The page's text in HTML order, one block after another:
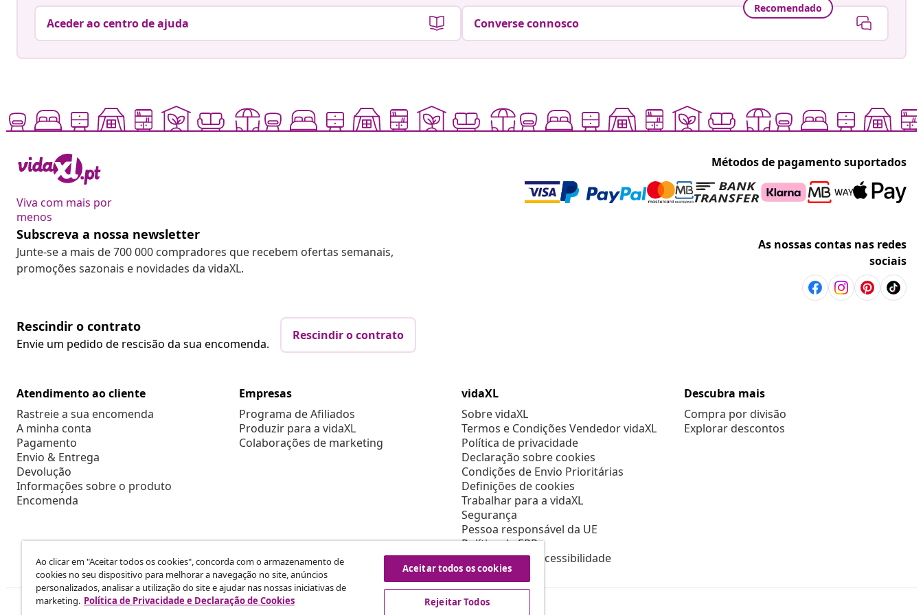
Aceder ao centro de ajuda
Recomendado
Converse connosco
Viva com mais por
menos
Métodos de pagamento suportados
Subscreva a nossa newsletter
Junte-se a mais de 700 000 compradores que recebem ofertas semanais,
promoções sazonais e novidades da vidaXL.
As nossas contas nas redes
sociais
Rescindir o contrato
Envie um pedido de rescisão da sua encomenda.
Rescindir o contrato
Atendimento ao cliente
Rastreie a sua encomenda
A minha conta
Pagamento
Envio & Entrega
Devolução
Informações sobre o produto
Encomenda
Empresas
Programa de Afiliados
Produzir para a vidaXL
Colaborações de marketing
vidaXL
Sobre vidaXL
Termos e Condições Vendedor vidaXL
Política de privacidade
Declaração sobre cookies
Condições de Envio Prioritárias
Definições de cookies
Trabalhar para a vidaXL
Segurança
Pessoa responsável da UE
Política de EPR
Declaração de acessibilidade
Descubra mais
Compra por divisão
Explorar descontos
Ao clicar em "Aceitar todos os cookies", concorda com o armazenamento de
cookies no seu dispositivo para melhorar a navegação no site, anúncios
personalizados, analisar a utilização do site e ajudar nas nossas iniciativas de
marketing. Política de Privacidade e Declaração de Cookies
Aceitar todos os cookies
Rejeitar Todos